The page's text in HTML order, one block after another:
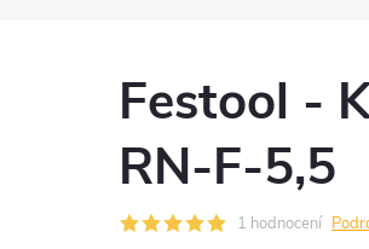
Festool -
RN-F-5,5
1 hodnocení